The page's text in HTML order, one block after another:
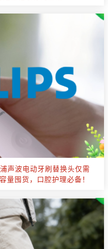
声波电动牙刷替换头仅需
囤货，口腔护理必备！